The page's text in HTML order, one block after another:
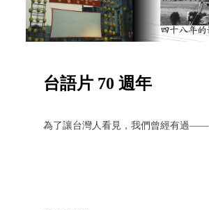
台語片 70 週年
為了讓台灣人看見，我們曾經有過——